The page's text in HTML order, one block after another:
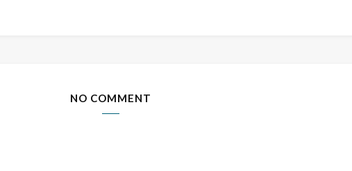
NO COMMENT